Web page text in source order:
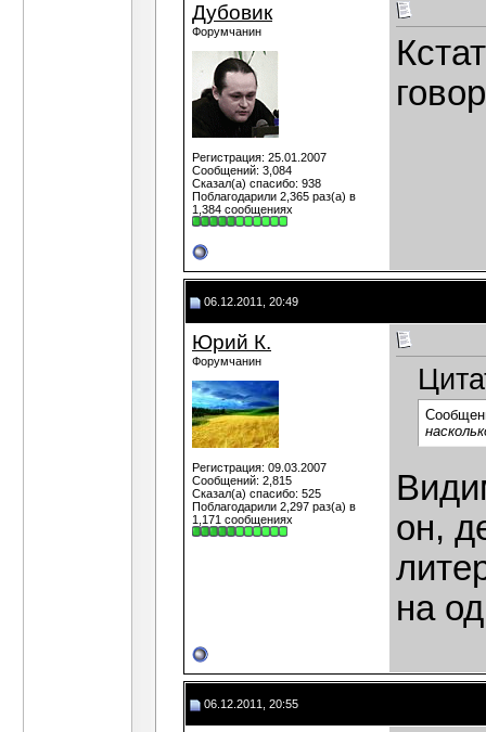
Дубовик
Форумчанин
Регистрация: 25.01.2007
Сообщений: 3,084
Сказал(а) спасибо: 938
Поблагодарили 2,365 раз(а) в
1,384 сообщениях
06.12.2011, 20:49
Юрий К.
Форумчанин
Регистрация: 09.03.2007
Сообщений: 2,815
Сказал(а) спасибо: 525
Поблагодарили 2,297 раз(а) в
1,171 сообщениях
он,
на
06.12.2011, 20:55